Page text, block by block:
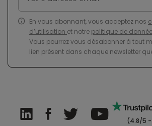
En vous abonnant, vous acceptez nos
d’utilisation et notre politique de
Vous pourrez vous désabonner à tout
lien présent dans chaque newsletter
(4.8/5 -